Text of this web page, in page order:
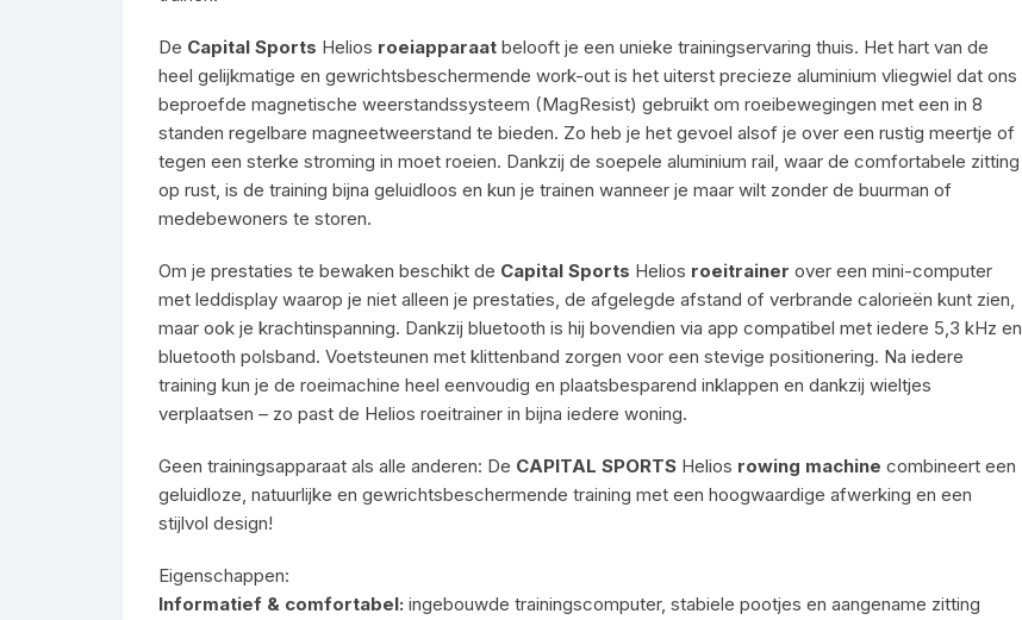
De Capital Sports Helios roeiapparaat belooft je een unieke trainingservaring thuis. Het hart van de
heel gelijkmatige en gewrichtsbeschermende work-out is het uiterst precieze aluminium vliegwiel dat ons
beproefde magnetische weerstandssysteem (MagResist) gebruikt om roeibewegingen met een in 8
standen regelbare magneetweerstand te bieden. Zo heb je het gevoel alsof je over een rustig meertje of
tegen een sterke stroming in moet roeien. Dankzij de soepele aluminium rail, waar de comfortabele zitting
op rust, is de training bijna geluidloos en kun je trainen wanneer je maar wilt zonder de buurman of
medebewoners te storen.
Om je prestaties te bewaken beschikt de Capital Sports Helios roeitrainer over een mini-computer
met leddisplay waarop je niet alleen je prestaties, de afgelegde afstand of verbrande calorieën kunt zien,
maar ook je krachtinspanning. Dankzij bluetooth is hij bovendien via app compatibel met iedere 5,3 kHz en
bluetooth polsband. Voetsteunen met klittenband zorgen voor een stevige positionering. Na iedere
training kun je de roeimachine heel eenvoudig en plaatsbesparend inklappen en dankzij wieltjes
verplaatsen – zo past de Helios roeitrainer in bijna iedere woning.
Geen trainingsapparaat als alle anderen: De CAPITAL SPORTS Helios rowing machine combineert een
geluidloze, natuurlijke en gewrichtsbeschermende training met een hoogwaardige afwerking en een
stijlvol design!
Eigenschappen:
Informatief & comfortabel: ingebouwde trainingscomputer, stabiele pootjes en aangename zitting